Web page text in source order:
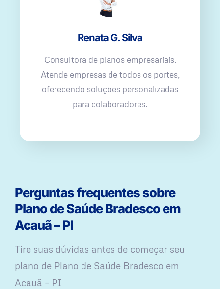
Renata G. Silva
Consultora de planos empresariais.
Atende empresas de todos os portes,
oferecendo soluções personalizadas
para colaboradores.
Perguntas frequentes sobre
Plano de Saúde Bradesco em
Acauã – PI
Tire suas dúvidas antes de começar seu
plano ​de Plano de Saúde Bradesco em
Acauã – PI